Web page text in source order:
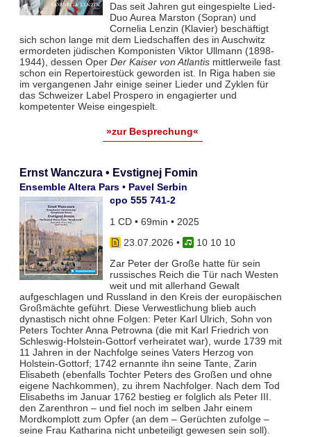
Das seit Jahren gut eingespielte Lied-
Duo Aurea Marston (Sopran) und
Cornelia Lenzin (Klavier) beschäftigt
sich schon lange mit dem Liedschaffen des in Auschwitz
ermordeten jüdischen Komponisten Viktor Ullmann (1898-
1944), dessen Oper Der Kaiser von Atlantismittlerweile fast
schon ein Repertoirestück geworden ist. In Riga haben sie
im vergangenen Jahr einige seiner Lieder und Zyklen für
das Schweizer Label Prospero in engagierter und
kompetenter Weise eingespielt.
»zur Besprechung«
Ernst Wanczura • Evstignej Fomin
Ensemble Altera Pars • Pavel Serbin
cpo 555 741-2
1 CD • 69min • 2025
23.07.2026 •
10 10 10
Zar Peter der Große hatte für sein
russisches Reich die Tür nach Westen
weit und mit allerhand Gewalt
aufgeschlagen und Russland in den Kreis der europäischen
Großmächte geführt. Diese Verwestlichung blieb auch
dynastisch nicht ohne Folgen: Peter Karl Ulrich, Sohn von
Peters Tochter Anna Petrowna (die mit Karl Friedrich von
Schleswig-Holstein-Gottorf verheiratet war), wurde 1739 mit
11 Jahren in der Nachfolge seines Vaters Herzog von
Holstein-Gottorf; 1742 ernannte ihn seine Tante, Zarin
Elisabeth (ebenfalls Tochter Peters des Großen und ohne
eigene Nachkommen), zu ihrem Nachfolger. Nach dem Tod
Elisabeths im Januar 1762 bestieg er folglich als Peter III.
den Zarenthron – und fiel noch im selben Jahr einem
Mordkomplott zum Opfer (an dem – Gerüchten zufolge –
seine Frau Katharina nicht unbeteiligt gewesen sein soll).